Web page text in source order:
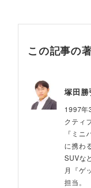
この記事の
塚田勝
1997年
クティ
『ミ
に携わ
SUVな
月『ゲ
担当。